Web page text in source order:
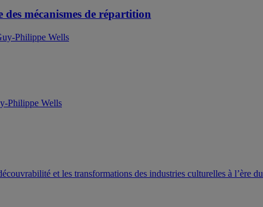
des mécanismes de répartition
Philippe Wells
Philippe Wells
et les transformations des industries culturelles à l’ère